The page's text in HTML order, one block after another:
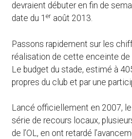
devraient débuter en fin de
date du 1 er août 2013.
Passons rapidement sur les
réalisation de cette enceinte
Le budget du stade, estimé à
propres du club et par une
Lancé officiellement en 2007,
série de recours locaux,
de l’OL, en ont retardé